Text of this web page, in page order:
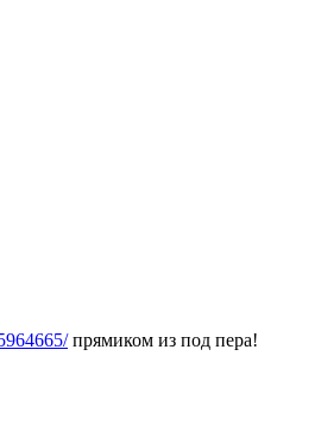
прямиком из под пера!